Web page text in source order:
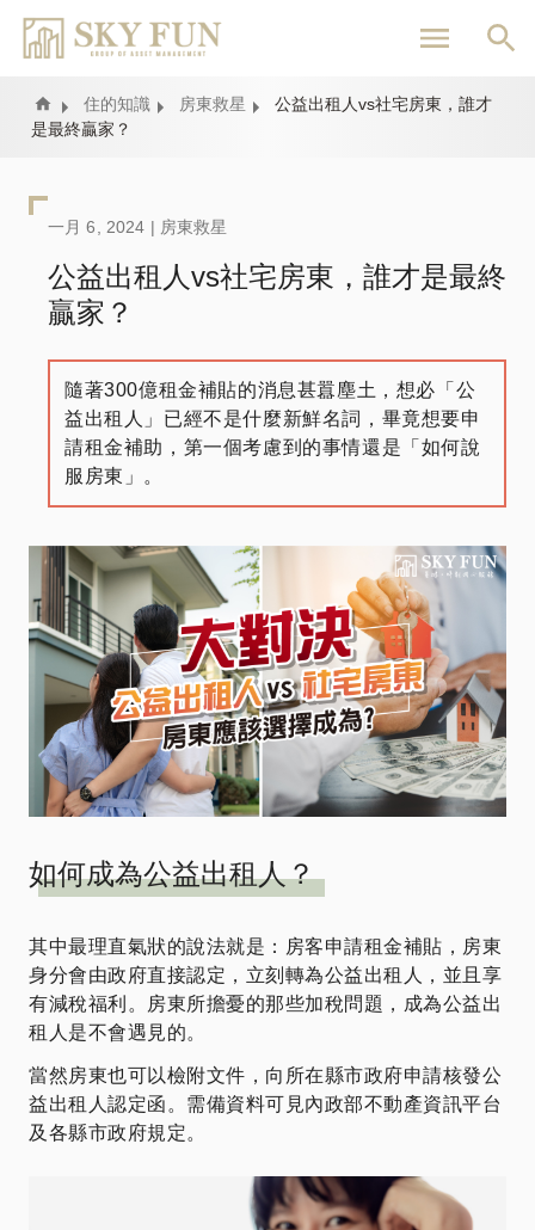
內
Home 住的知識 房東救星
公益出租人vs社宅房東，誰才
是最終贏家？
一月 6, 2024 | 房東救星
公益出租人vs社宅房東，誰才是最終
贏家？
隨著300億租金補貼的消息甚囂塵土，想必「公
益出租人」已經不是什麼新鮮名詞，畢竟想要申
請租金補助，第一個考慮到的事情還是「如何說
服房東」。
如何成為公益出租人？
其中最理直氣狀的說法就是：房客申請租金補貼，房東
身分會由政府直接認定，立刻轉為公益出租人，並且享
有減稅福利。房東所擔憂的那些加稅問題，成為公益出
租人是不會遇見的。
當然房東也可以檢附文件，向所在縣市政府申請核發公
益出租人認定函。需備資料可見內政部不動產資訊平台
及各縣市政府規定。